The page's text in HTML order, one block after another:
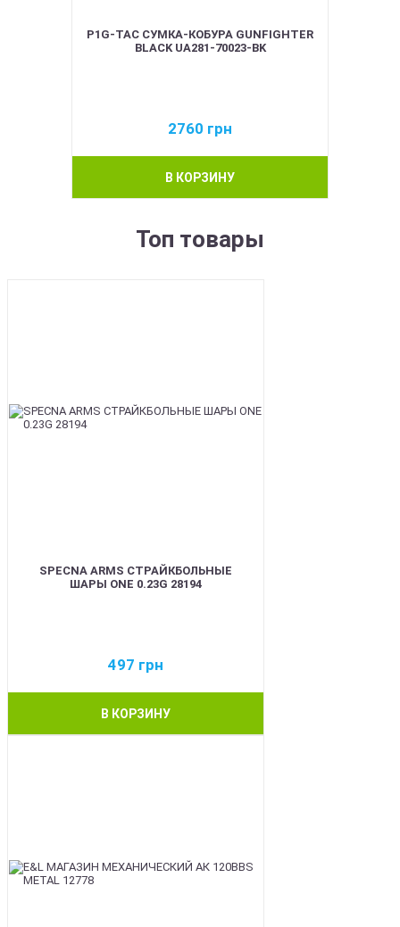
P1G-TAC СУМКА-КОБУРА GUNFIGHTER
BLACK UA281-70023-BK
2760 грн
В КОРЗИНУ
Топ товары
SPECNA ARMS СТРАЙКБОЛЬНЫЕ
ШАРЫ ONE 0.23G 28194
497 грн
В КОРЗИНУ